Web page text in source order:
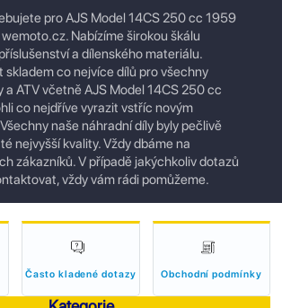
pro AJS Model 14CS 250 cc 1959
Nabízíme širokou škálu
a dílenského materiálu.
skladem co nejvíce dílů pro všechny
a ATV včetně AJS Model 14CS 250 cc
co nejdříve vyrazit vstříc novým
naše náhradní díly byly pečlivě
nejvyšší kvality. Vždy dbáme na
zákazníků. V případě jakýchkoliv dotazů
vždy vám rádi pomůžeme.
Často kladené dotazy Obchodní podmínky